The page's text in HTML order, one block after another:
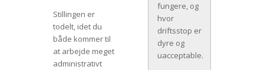
Stillingen er
todelt, idet du
både kommer til
at arbejde meget
administrativt
fungere, og
hvor
driftsstop er
dyre og
uacceptable.